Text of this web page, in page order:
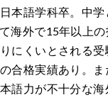
本語学科卒。中
海外で15年以上
にくいとされる
合格実績あり。
語力が不十分な